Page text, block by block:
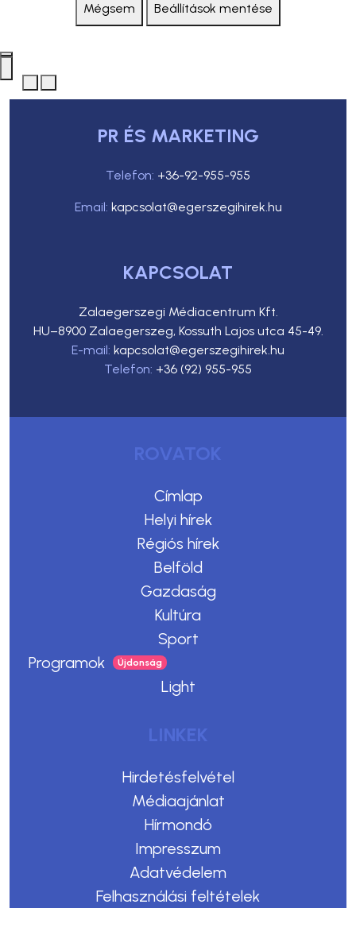
Mégsem Beállítások mentése
PR ÉS MARKETING
Telefon: +36-92-955-955
Email: kapcsolat@egerszegihirek.hu
KAPCSOLAT
Zalaegerszegi Médiacentrum Kft.
HU–8900 Zalaegerszeg, Kossuth Lajos utca 45-49.
E-mail: kapcsolat@egerszegihirek.hu
Telefon: +36 (92) 955-955
ROVATOK
Címlap
Helyi hírek
Régiós hírek
Belföld
Gazdaság
Kultúra
Sport
Programok
Light
LINKEK
Hirdetésfelvétel
Médiaajánlat
Hírmondó
Impresszum
Adatvédelem
Felhasználási feltételek